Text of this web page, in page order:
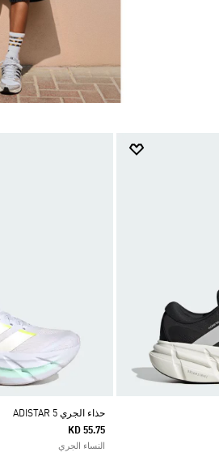
حذاء الجري ADISTAR 5
KD 55.75
النساء الجري